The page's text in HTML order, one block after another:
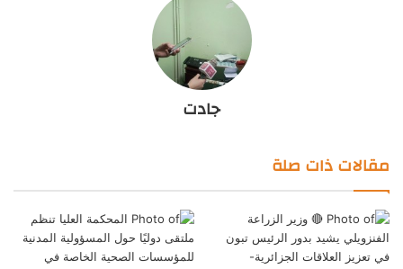
جادت
مقالات ذات صلة